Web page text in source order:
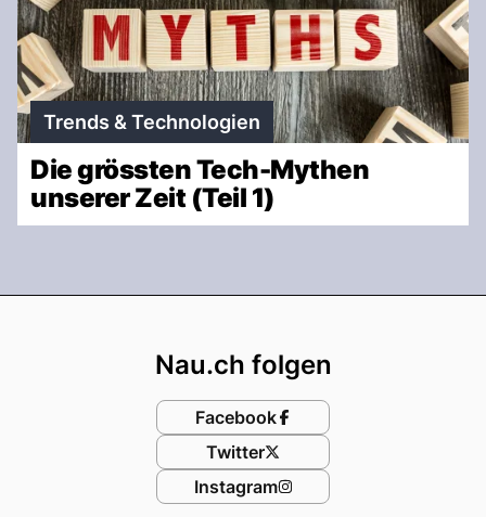
Trends & Technologien
Die grössten Tech-Mythen
unserer Zeit (Teil 1)
Nau.ch folgen
Facebook
Twitter
Instagram